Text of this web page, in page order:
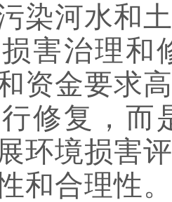
染河水和
害治理和
资金要求
修复，而
环境损害
和合理性